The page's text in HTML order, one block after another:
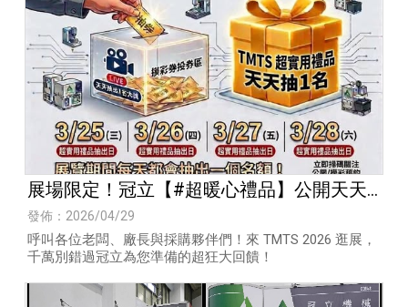
展場限定！冠立【#超暖心禮品】公開天天
抽
發佈：2026/04/29
呼叫各位老闆、廠長與採購夥伴們！來 TMTS 2026 逛展，
千萬別錯過冠立為您準備的超狂大回饋！